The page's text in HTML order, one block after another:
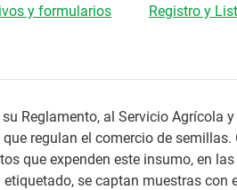
y formularios Registro y
Reglamento, al Servicio Agrícola
regulan el comercio de semillas.
que expenden este insumo, en
se captan muestras con